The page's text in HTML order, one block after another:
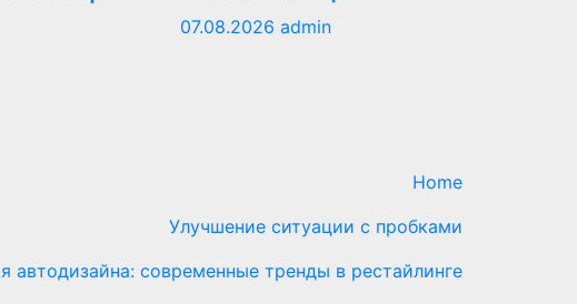
07.08.2026 admin
Home
Улучшение ситуации с пробками
автодизайна: современные тренды в рестайлинге